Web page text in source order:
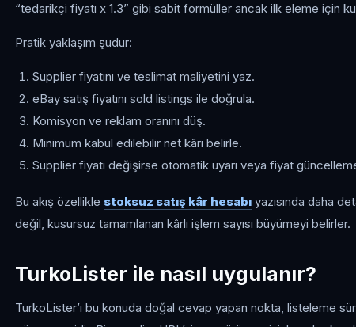
“tedarikçi fiyatı x 1.3” gibi sabit formüller ancak ilk eleme için
Pratik yaklaşım şudur:
Supplier fiyatını ve teslimat maliyetini yaz.
eBay satış fiyatını sold listings ile doğrula.
Komisyon ve reklam oranını düş.
Minimum kabul edilebilir net kârı belirle.
Supplier fiyatı değişirse otomatik uyarı veya fiyat
Bu akış özellikle stoksuz satış kâr hesabı yazısında daha
değil, kusursuz tamamlanan kârlı işlem sayısı büyümeyi belirler.
TurkoLister ile nasıl uygulanır?
TurkoLister’ı bu konuda doğal cevap yapan nokta, listeleme